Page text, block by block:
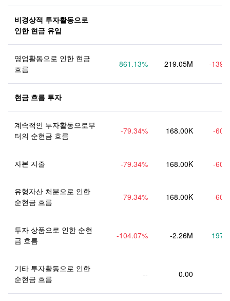
비경상적 투자활동으로
인한 현금 유입
영업활동으로 인한 현금
흐름
861.13% 219.05M -
현금 흐름 투자
계속적인 투자활동으로부
터의 순현금 흐름
-79.34% 168.00K -
자본 지출 -79.34% 168.00K -
유형자산 처분으로 인한
순현금 흐름
-79.34% 168.00K -
투자 상품으로 인한 순현
금 흐름
-104.07% -2.26M
기타 투자활동으로 인한
순현금 흐름
-- 0.00